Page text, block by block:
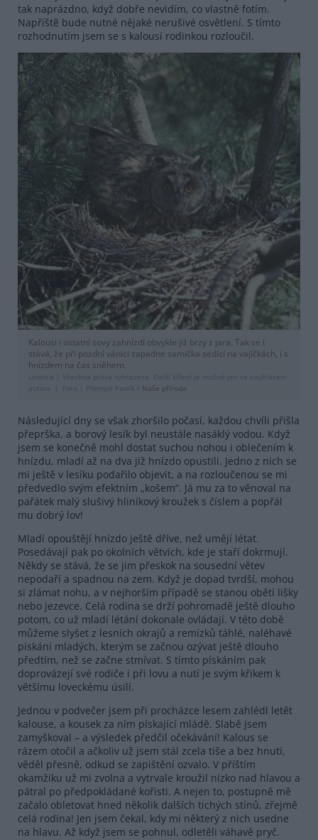
tak naprázdno, když dobře nevidím, co vlastně fotím.
Napříště bude nutné nějaké nerušivé osvětlení. S tímto
rozhodnutím jsem se s kalousí rodinkou rozloučil.
Kalousi i ostatní sovy zahnízdí obvykle již brzy z jara. Tak se i
stává, že při pozdní vánici zapadne samička sedící na vajíčkách, i s
hnízdem na čas sněhem.
Licence |
Všechna práva vyhrazena. Další šíření je možné jen se souhlasem
autora
Foto | Přemysl Pavlík / Naše příroda
Následující dny se však zhoršilo počasí, každou chvíli přišla
přeprška, a borový lesík byl neustále nasáklý vodou. Když
jsem se konečně mohl dostat suchou nohou i oblečením k
hnízdu, mladí až na dva již hnízdo opustili. Jedno z nich se
mi ještě v lesíku podařilo objevit, a na rozloučenou se mi
předvedlo svým efektním „košem“. Já mu za to věnoval na
pařátek malý slušivý hliníkový kroužek s číslem a popřál
mu dobrý lov!
Mladí opouštějí hnízdo ještě dříve, než umějí létat.
Posedávají pak po okolních větvích, kde je staří dokrmují.
Někdy se stává, že se jim přeskok na sousední větev
nepodaří a spadnou na zem. Když je dopad tvrdší, mohou
si zlámat nohu, a v nejhorším případě se stanou obětí lišky
nebo jezevce. Celá rodina se drží pohromadě ještě dlouho
potom, co už mladí létání dokonale ovládají. V této době
můžeme slyšet z lesních okrajů a remízků táhlé, naléhavé
pískání mladých, kterým se začnou ozývat ještě dlouho
předtím, než se začne stmívat. S tímto pískáním pak
doprovázejí své rodiče i při lovu a nutí je svým křikem k
většímu loveckému úsilí.
Jednou v podvečer jsem při procházce lesem zahlédl letět
kalouse, a kousek za ním pískající mládě. Slabě jsem
zamyškoval – a výsledek předčil očekávání! Kalous se
rázem otočil a ačkoliv už jsem stál zcela tiše a bez hnutí,
věděl přesně, odkud se zapištění ozvalo. V příštím
okamžiku už mi zvolna a vytrvale kroužil nízko nad hlavou a
pátral po předpokládané kořisti. A nejen to, postupně mě
začalo obletovat hned několik dalších tichých stínů, zřejmě
celá rodina! Jen jsem čekal, kdy mi některý z nich usedne
na hlavu. Až když jsem se pohnul, odletěli váhavě pryč.